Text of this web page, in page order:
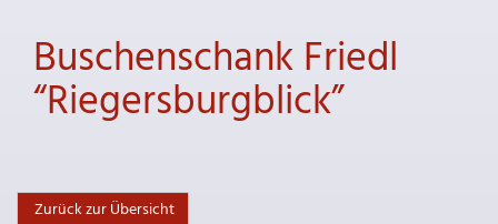
Buschenschank Friedl
“Riegersburgblick”
Zurück zur Übersicht